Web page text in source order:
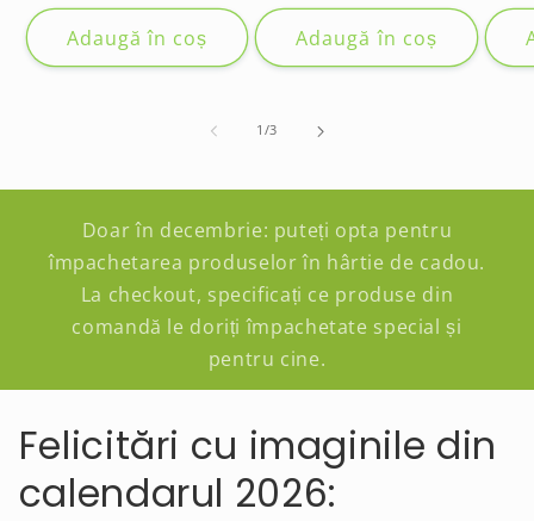
Adaugă în coș Adaugă în coș
1 /de
3
Doar în decembrie: puteți opta pentru
împachetarea produselor în hârtie de cadou.
La checkout, specificați ce produse din
comandă le doriți împachetate special și
pentru cine.
Felicitări cu imaginile din
calendarul 2026: